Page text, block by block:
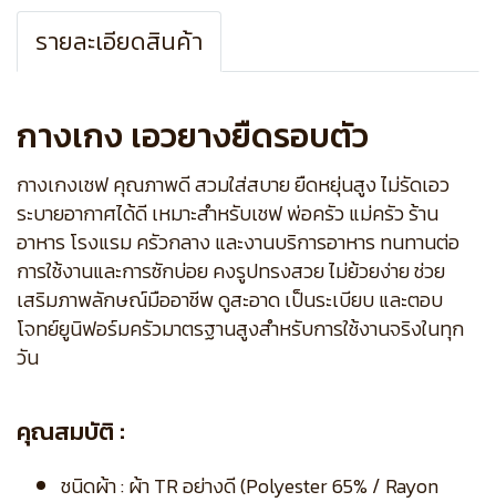
รายละเอียดสินค้า
กางเกง เอวยางยืดรอบตัว
กางเกงเชฟ คุณภาพดี สวมใส่สบาย ยืดหยุ่นสูง ไม่รัดเอว
ระบายอากาศได้ดี เหมาะสำหรับเชฟ พ่อครัว แม่ครัว ร้าน
อาหาร โรงแรม ครัวกลาง และงานบริการอาหาร ทนทานต่อ
การใช้งานและการซักบ่อย คงรูปทรงสวย ไม่ย้วยง่าย ช่วย
เสริมภาพลักษณ์มืออาชีพ ดูสะอาด เป็นระเบียบ และตอบ
โจทย์ยูนิฟอร์มครัวมาตรฐานสูงสำหรับการใช้งานจริงในทุก
วัน
คุณสมบัติ :
ชนิดผ้า : ผ้า TR อย่างดี (Polyester 65% / Rayon